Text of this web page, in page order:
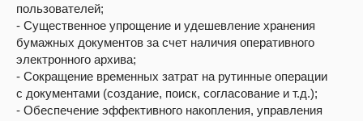
пользователей;
- Существенное упрощение и удешевление хранения
бумажных документов за счет наличия оперативного
электронного архива;
- Сокращение временных затрат на рутинные операции
с документами (создание, поиск, согласование и т.д.);
- Обеспечение эффективного накопления, управления